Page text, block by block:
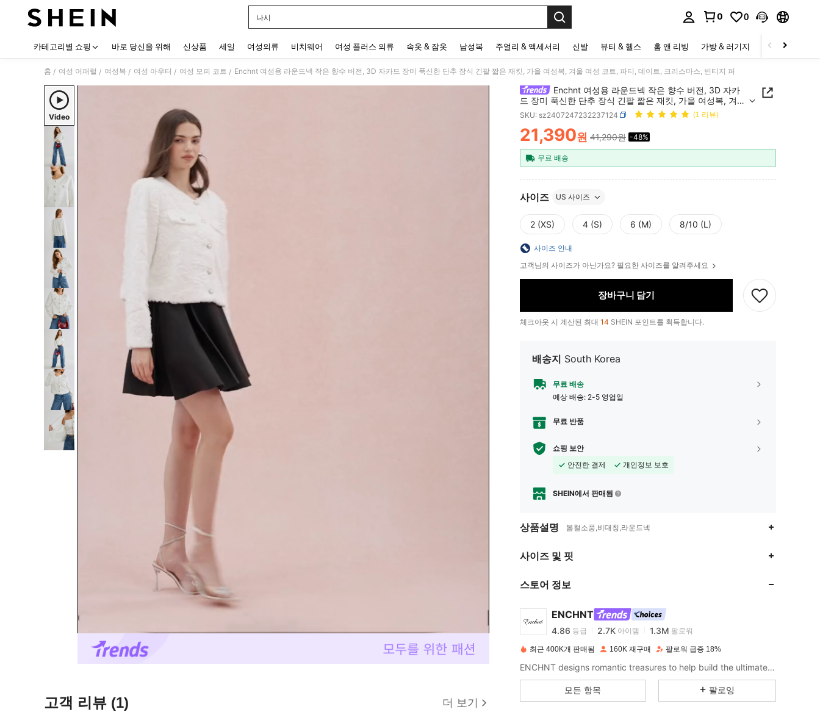
나시
0 0
카테고리별 쇼핑 바로 당신을 위해 신상품 세일 여성의류 비치웨어 여성 플러스 의류 속옷 & 잠옷 남성복 주얼리 & 액세서리 신발 뷰티 & 헬스 홈 앤 리빙 가방 & 러기지 스포츠 & 아웃
홈 / 여성 어패럴 / 여성복 / 여성 아우터 / 여성 모피 코트 / Enchnt 여성용 라운드넥 작은 향수 버전, 3D 자카드 장미 푹신한 단추 장식 긴팔 짧은 재킷, 가을 여성복, 겨울 여성 코트, 파티, 데이트, 크리스마스, 빈티지 퍼
Video
고객 리뷰 (1) 더 보기
Enchnt 여성용 라운드넥 작은 향수 버전, 3D 자카
드 장미 푹신한 단추 장식 긴팔 짧은 재킷, 가을 여성복, 겨울
여성 코트, 파티, 데이트, 크리스마스, 빈티지 퍼
SKU: sz2407247232237124 (1 리뷰)
PRICE AND AVAILABILITY
21,390원 41,290원 -48%
무료 배송
사이즈 US 사이즈
2 (XS) 4 (S) 6 (M) 8/10 (L)
사이즈 안내
고객님의 사이즈가 아닌가요? 필요한 사이즈를 알려주세요
장바구니 담기
체크아웃 시 계산된 최대 14 SHEIN 포인트를 획득합니다.
배송지 South Korea
무료 배송
예상 배송: 2-5 영업일
무료 반품
쇼핑 보안
안전한 결제
개인정보 보호
SHEIN에서 판매됨
상품설명 봄철소풍,비대칭,라운드넥
사이즈 및 핏
스토어 정보
ENCHNT
4.86
4.86 등급 2.7K 아이템 1.3M 팔로워
4.86 2.7K 1.3M
4.86 2.7K 1.3M
최근 400K개 판매됨 160K 재구매 팔로워 급증 18%
ENCHNT designs romantic treasures to help build the ultimate dream closet.
모든 항목 팔로잉